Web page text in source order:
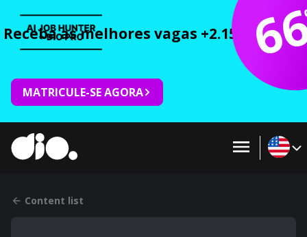
Receba as melhores vagas +2.150 cursos
MATRICULE-SE AGORA
Content list